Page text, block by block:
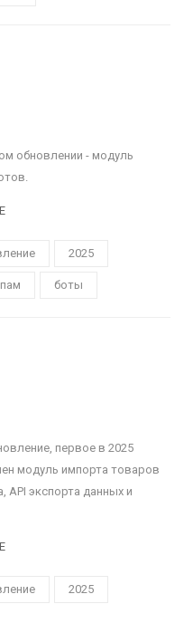
обновлении - модуль
2025
боты
первое в 2025
модуль импорта товаров
API экспорта данных и
2025